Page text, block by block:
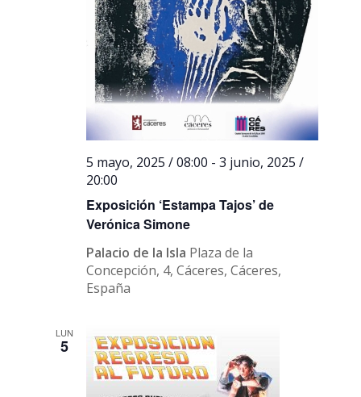
Exposición ‘Estampa Tajos’ de
Verónica Simone
5 mayo, 2025 / 08:00 -3 junio, 2025 /
20:00
Palacio de la Isla Plaza de la
Concepción, 4, Cáceres, Cáceres,
España
LUN
5